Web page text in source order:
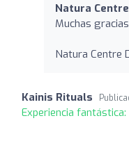
Natura
Muchas
Natura Centre
Kainis Rituals
Experiencia fantástica: